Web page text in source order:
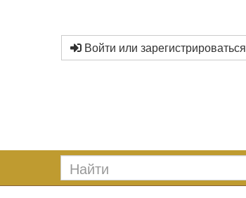
Войти или зарегистрироваться